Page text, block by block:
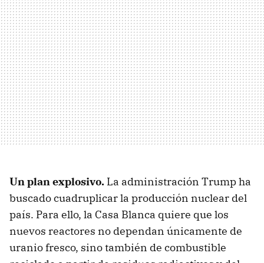
Un plan explosivo. La administración Trump ha
buscado cuadruplicar la producción nuclear del
país. Para ello, la Casa Blanca quiere que los
nuevos reactores no dependan únicamente de
uranio fresco, sino también de combustible